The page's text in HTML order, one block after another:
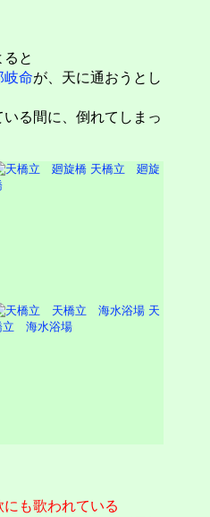
と
岐命が、天に通おうとし
る間に、倒れてしまっ
天橋立 廻旋
天
立 海水浴場
にも歌われている